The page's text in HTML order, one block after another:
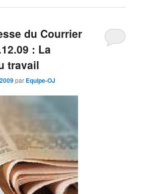
du Courrier
: La
travail
par Equipe-OJ